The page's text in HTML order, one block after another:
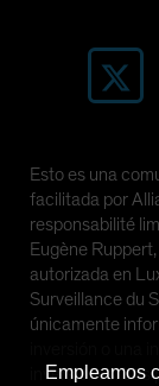
Esto es una
facilitada por
responsabilité
Eugène
autorizada en
Surveillance du
únicamente
inversiones.
Empleamos